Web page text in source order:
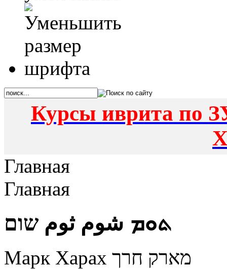
Курсы иврита по
Главная
Главная
ܬܘܡ شوم ثوم שום
Марк Харах מארק חרך